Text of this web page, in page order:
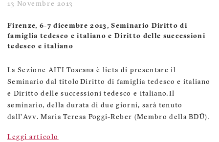
13 Novembre 2013
Firenze, 6-7 dicembre 2013, Seminario Diritto di
famiglia tedesco e italiano e Diritto delle successioni
tedesco e italiano
La Sezione AITI Toscana è lieta di presentare il
Seminario dal titolo Diritto di famiglia tedesco e italiano
e Diritto delle successioni tedesco e italiano. Il
seminario, della durata di due giorni, sarà tenuto
dall’Avv. Maria Teresa Poggi-Reber (Membro della BDÜ).
Leggi articolo